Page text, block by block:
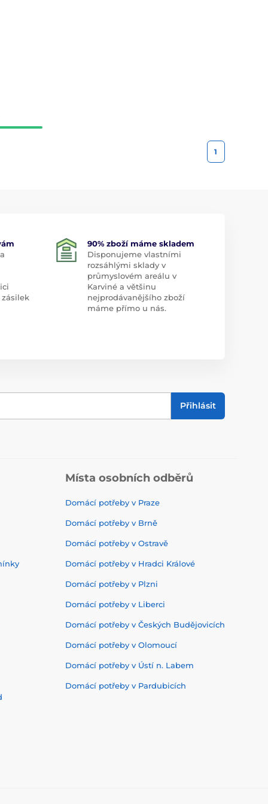
1
90% zboží máme skladem
Disponujeme vlastními
rozsáhlými sklady v
průmyslovém areálu v
Karviné a většinu
nejprodávanějšího zboží
máme přímo u nás.
Přihlásit
Místa osobních odběrů
Domácí potřeby v Praze
Domácí potřeby v Brně
Domácí potřeby v Ostravě
Domácí potřeby v Hradci Králové
Domácí potřeby v Plzni
Domácí potřeby v Liberci
Domácí potřeby v Českých Budějovicích
Domácí potřeby v Olomoucí
Domácí potřeby v Ústí n. Labem
Domácí potřeby v Pardubicích